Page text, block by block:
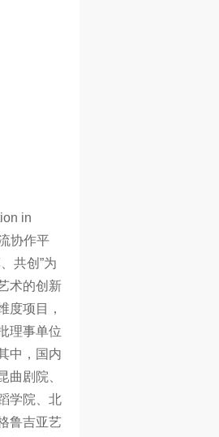
in
协作平
共创”为
术的创新
度项目，
理事单位
中，国内
曲剧院、
学院、北
鲁吉亚艺